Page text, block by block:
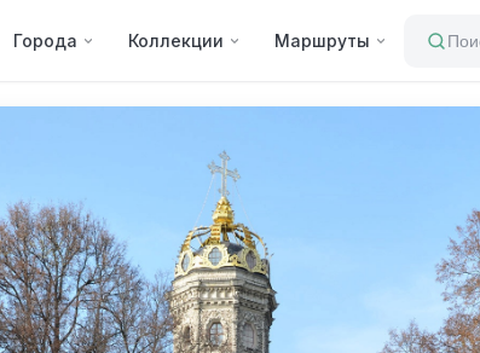
Города Коллекции Маршруты